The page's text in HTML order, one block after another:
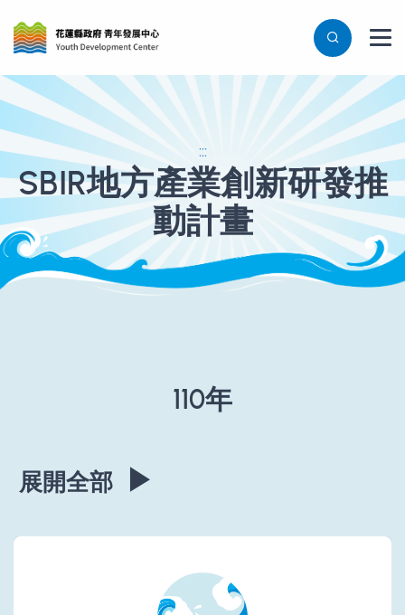
:::
SBIR地方產業創新研發推
動計畫
110年
展開全部 ▶